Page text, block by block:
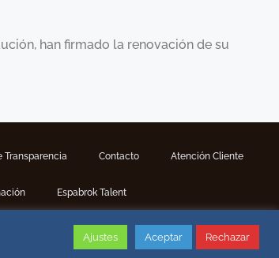
han firmado la renovación de su
Transparencia Contacto Atención Cliente
Espabrok Talent
Ajustes Aceptar Rechazar